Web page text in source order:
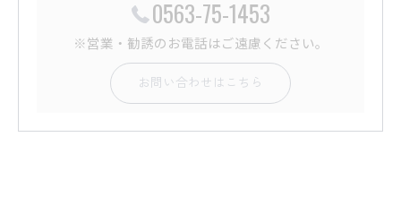
0563-75-1453
※営業・勧誘のお電話はご遠慮ください。
お問い合わせはこちら